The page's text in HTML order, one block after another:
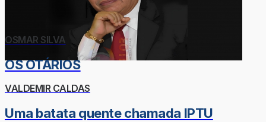
OSMAR SILVA
OS OTÁRIOS
VALDEMIR CALDAS
Uma batata quente chamada IPTU